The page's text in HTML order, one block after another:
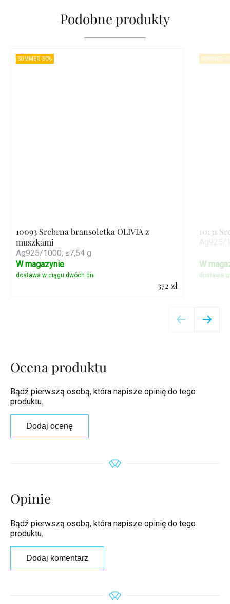
Podobne produkty
SUMMER -30%
10093 Srebrna bransoletka OLIVIA z
muszkami
Ag925/1000; ≤7,54 g
372 zł
W magazynie
SUMMER -
10131
W
Ocena produktu
Bądź pierwszą osobą, która napisze opinię do tego
produktu.
Dodaj ocenę
Opinie
Bądź pierwszą osobą, która napisze opinię do tego
produktu.
Dodaj komentarz